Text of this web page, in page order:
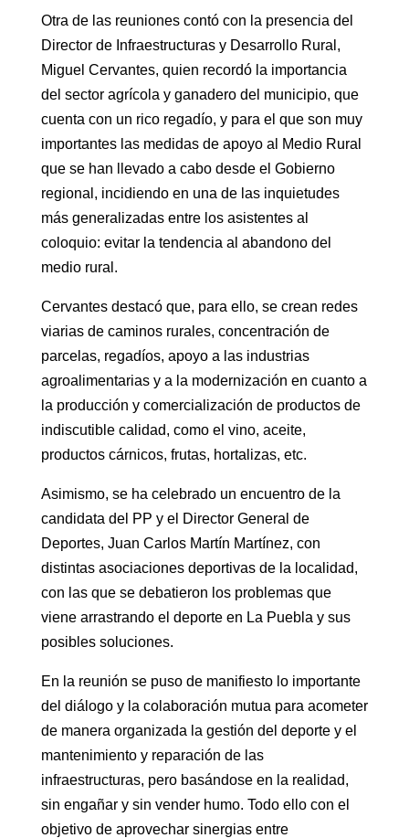
Otra de las reuniones contó con la presencia del
Director de Infraestructuras y Desarrollo Rural,
Miguel Cervantes, quien recordó la importancia
del sector agrícola y ganadero del municipio, que
cuenta con un rico regadío, y para el que son muy
importantes las medidas de apoyo al Medio Rural
que se han llevado a cabo desde el Gobierno
regional, incidiendo en una de las inquietudes
más generalizadas entre los asistentes al
coloquio: evitar la tendencia al abandono del
medio rural.
Cervantes destacó que, para ello, se crean redes
viarias de caminos rurales, concentración de
parcelas, regadíos, apoyo a las industrias
agroalimentarias y a la modernización en cuanto a
la producción y comercialización de productos de
indiscutible calidad, como el vino, aceite,
productos cárnicos, frutas, hortalizas, etc.
Asimismo, se ha celebrado un encuentro de la
candidata del PP y el Director General de
Deportes, Juan Carlos Martín Martínez, con
distintas asociaciones deportivas de la localidad,
con las que se debatieron los problemas que
viene arrastrando el deporte en La Puebla y sus
posibles soluciones.
En la reunión se puso de manifiesto lo importante
del diálogo y la colaboración mutua para acometer
de manera organizada la gestión del deporte y el
mantenimiento y reparación de las
infraestructuras, pero basándose en la realidad,
sin engañar y sin vender humo. Todo ello con el
objetivo de aprovechar sinergias entre